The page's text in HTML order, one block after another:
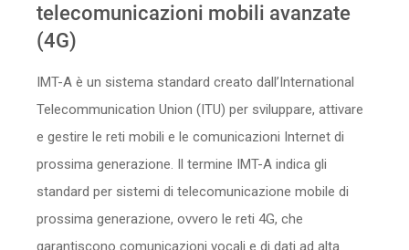
telecomunicazioni mobili avanzate
(4G)
IMT-A è un sistema standard creato dall’International
Telecommunication Union (ITU) per sviluppare, attivare
e gestire le reti mobili e le comunicazioni Internet di
prossima generazione. Il termine IMT-A indica gli
standard per sistemi di telecomunicazione mobile di
prossima generazione, ovvero le reti 4G, che
garantiscono comunicazioni vocali e di dati ad alta